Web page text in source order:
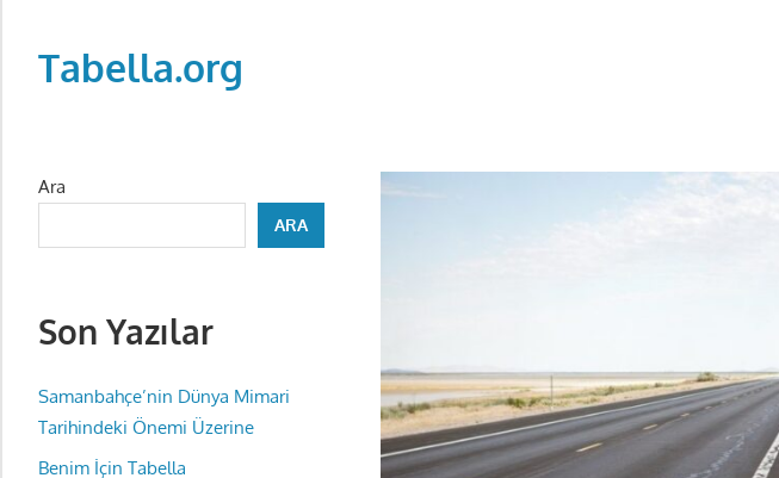
contentTabella.org
Ara
ARA
Son Yazılar
Samanbahçe’nin Dünya Mimari
Tarihindeki Önemi Üzerine
Benim İçin Tabella